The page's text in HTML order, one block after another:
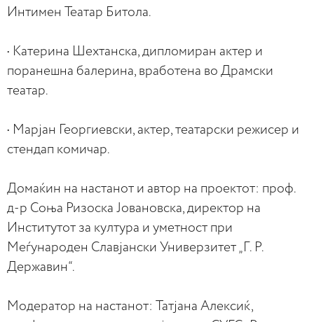
Интимен Театар Битола.
• Катерина Шехтанска, дипломиран актер и
поранешна балерина, вработена во Драмски
театар.
• Марјан Георгиевски, актер, театарски режисер и
стендап комичар.
Домаќин на настанот и автор на проектот: проф.
д-р Соња Ризоска Јовановска, директор на
Институтот за култура и уметност при
Меѓународен Славјански Универзитет „Г. Р.
Державин“.
Модератор на настанот: Татјана Алексиќ,